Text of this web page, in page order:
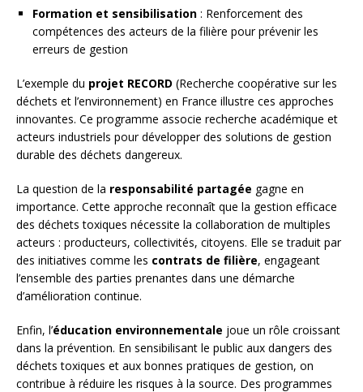
Formation et sensibilisation : Renforcement des
compétences des acteurs de la filière pour prévenir les
erreurs de gestion
L’exemple du projet RECORD (Recherche coopérative sur les
déchets et l’environnement) en France illustre ces approches
innovantes. Ce programme associe recherche académique et
acteurs industriels pour développer des solutions de gestion
durable des déchets dangereux.
La question de la responsabilité partagée gagne en
importance. Cette approche reconnaît que la gestion efficace
des déchets toxiques nécessite la collaboration de multiples
acteurs : producteurs, collectivités, citoyens. Elle se traduit par
des initiatives comme les contrats de filière, engageant
l’ensemble des parties prenantes dans une démarche
d’amélioration continue.
Enfin, l’éducation environnementale joue un rôle croissant
dans la prévention. En sensibilisant le public aux dangers des
déchets toxiques et aux bonnes pratiques de gestion, on
contribue à réduire les risques à la source. Des programmes